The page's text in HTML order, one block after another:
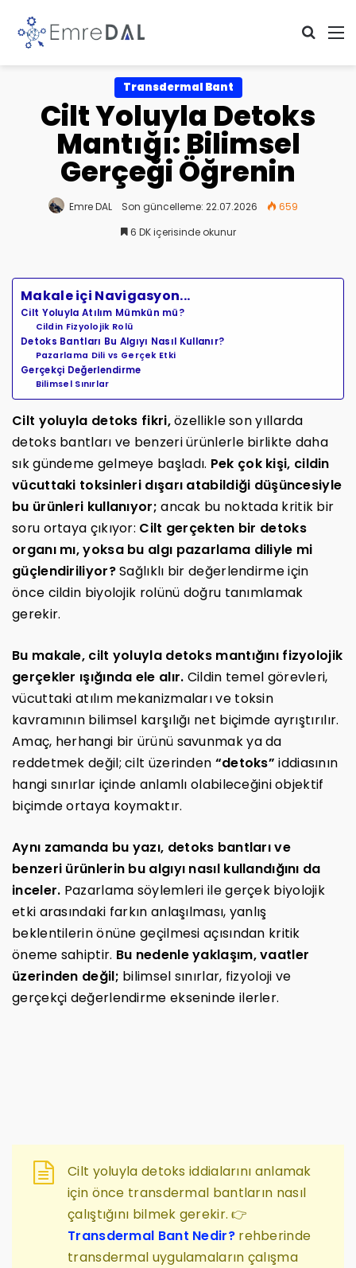
Transdermal Bant
Cilt Yoluyla Detoks
Mantığı: Bilimsel
Gerçeği Öğrenin
Emre DAL Son güncelleme: 22.07.2026
659
6 DK içerisinde okunur
Makale içi Navigasyon...
Cilt Yoluyla Atılım Mümkün mü?
Cildin Fizyolojik Rolü
Detoks Bantları Bu Algıyı Nasıl Kullanır?
Pazarlama Dili vs Gerçek Etki
Gerçekçi Değerlendirme
Bilimsel Sınırlar
Cilt yoluyla detoks fikri,özellikle son yıllarda
detoks bantları ve benzeri ürünlerle birlikte daha
sık gündeme gelmeye başladı. Pek çok kişi, cildin
vücuttaki toksinleri dışarı atabildiği düşüncesiyle
bu ürünleri kullanıyor; ancak bu noktada kritik bir
soru ortaya çıkıyor: Cilt gerçekten bir detoks
organı mı, yoksa bu algı pazarlama diliyle mi
güçlendiriliyor?Sağlıklı bir değerlendirme için
önce cildin biyolojik rolünü doğru tanımlamak
gerekir.
Bu makale, cilt yoluyla detoks mantığını fizyolojik
gerçekler ışığında ele alır. Cildin temel görevleri,
vücuttaki atılım mekanizmaları ve toksin
kavramının bilimsel karşılığı net biçimde ayrıştırılır.
Amaç, herhangi bir ürünü savunmak ya da
reddetmek değil; cilt üzerinden “detoks” iddiasının
hangi sınırlar içinde anlamlı olabileceğini objektif
biçimde ortaya koymaktır.
Aynı zamanda bu yazı, detoks bantları ve
benzeri ürünlerin bu algıyı nasıl kullandığını da
inceler. Pazarlama söylemleri ile gerçek biyolojik
etki arasındaki farkın anlaşılması, yanlış
beklentilerin önüne geçilmesi açısından kritik
öneme sahiptir. Bu nedenle yaklaşım, vaatler
üzerinden değil; bilimsel sınırlar, fizyoloji ve
gerçekçi değerlendirme ekseninde ilerler.
Cilt yoluyla detoks iddialarını anlamak
için önce transdermal bantların nasıl
çalıştığını bilmek gerekir. 👉
Transdermal Bant Nedir?rehberinde
transdermal uygulamaların çalışma